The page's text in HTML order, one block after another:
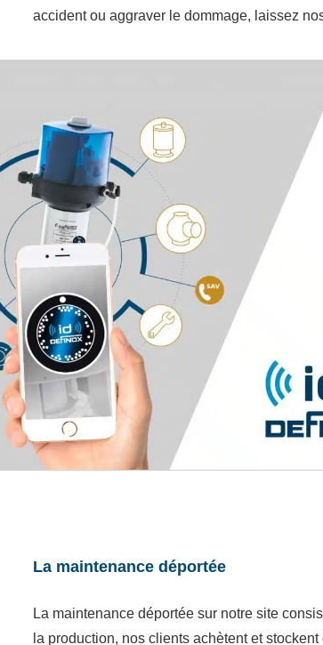
accident ou aggraver le dommage, laissez
La maintenance déportée
La maintenance déportée sur notre site
la production, nos clients achètent et